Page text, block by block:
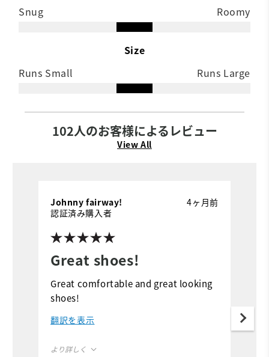
Snug
Roomy
Size
Runs Small
Runs Large
102人のお客様によるレビュー
View All
Great shoes!
4ヶ月前
Johnny fairway!
認証済み購入者
Great comfortable and great looking
shoes!
翻訳を表示
より詳しく